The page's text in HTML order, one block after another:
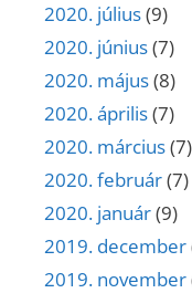
2020. július(9)
2020. június(7)
2020. május(8)
2020. április(7)
2020. március(7)
2020. február(7)
2020. január(9)
2019. december
2019. november